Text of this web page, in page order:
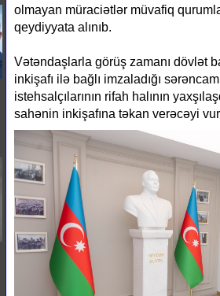
olmayan müraciətlər müvafiq
qeydiyyata alınıb.
Vətəndaşlarla görüş zamanı dövlət
inkişafı ilə bağlı imzaladığı
istehsalçılarının rifah halının
sahənin inkişafına təkan verəcəyi